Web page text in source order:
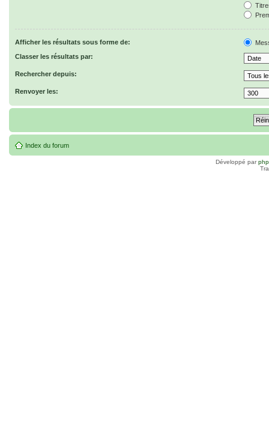
Afficher les résultats sous forme de:
Classer les résultats par:
Rechercher depuis:
Renvoyer les:
Index du forum
Développé par